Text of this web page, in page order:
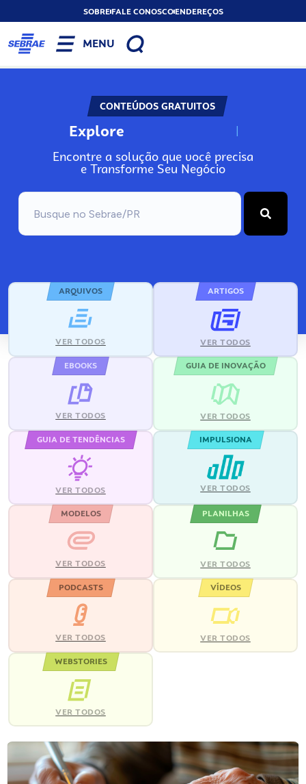
SOBREFALE CONOSCOENDEREÇOS
MENU
CONTEÚDOS GRATUITOS
Explore N
Encontre a solução que você precisa
e Transforme Seu Negócio
ARQUIVOS
VER TODOS
ARTIGOS
VER TODOS
EBOOKS
VER TODOS
GUIA DE INOVAÇÃO
VER TODOS
GUIA DE TENDÊNCIAS
VER TODOS
IMPULSIONA
VER TODOS
MODELOS
VER TODOS
PLANILHAS
VER TODOS
PODCASTS
VER TODOS
VÍDEOS
VER TODOS
WEBSTORIES
VER TODOS